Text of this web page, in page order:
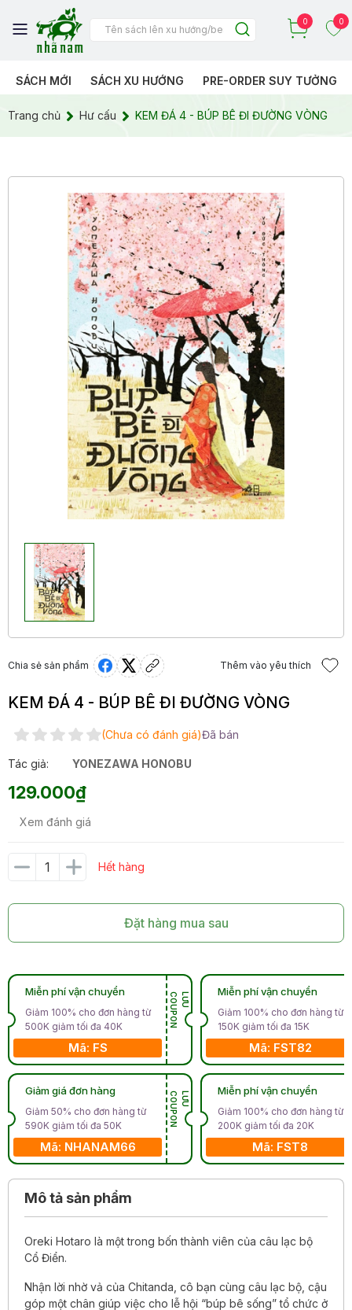
0 0
SÁCH MỚI SÁCH XU HƯỚNG PRE-ORDER SUY TƯỞNG
Trang chủ Hư cấu KEM ĐÁ 4 - BÚP BÊ ĐI ĐƯỜNG VÒNG
Chia sẻ sản phẩm Thêm vào yêu thích
KEM ĐÁ 4 - BÚP BÊ ĐI ĐƯỜNG VÒNG
(Chưa có đánh giá)Đã bán
Tác giả: YONEZAWA HONOBU
129.000₫
Xem đánh giá
Hết hàng
Đặt hàng mua sau
Miễn phí vận chuyển
Giảm 100% cho đơn hàng từ
500K giảm tối đa 40K
Mã: FS
L
Ư
U
C
O
U
P
O
N
Giảm giá đơn hàng
Giảm 50% cho đơn hàng từ
590K giảm tối đa 50K
Mã: NHANAM66
L
Ư
U
C
O
U
P
O
N
Miễn phí vận chuyển
Giảm 100% cho đơn hàng từ
150K giảm tối đa 15K
Mã: FST82
Miễn phí vận chuyển
Giảm 100% cho đơn hàng từ
200K giảm tối đa 20K
Mã: FST8
Mô tả sản phẩm
Oreki Hotaro là một trong bốn thành viên của câu lạc bộ
Cổ Điển.
Nhận lời nhờ vả của Chitanda, cô bạn cùng câu lạc bộ, cậu
góp một chân giúp việc cho lễ hội “búp bê sống” tổ chức ở